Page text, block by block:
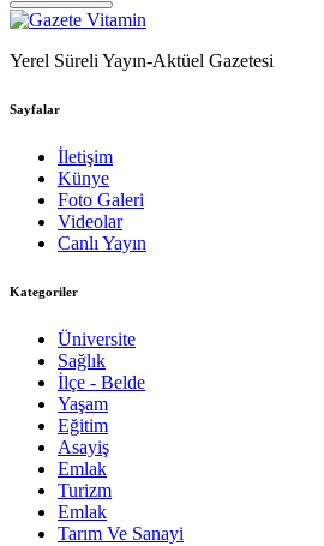
Yerel Süreli Yayın-Aktüel Gazetesi
Sayfalar
İletişim
Künye
Foto Galeri
Videolar
Canlı Yayın
Kategoriler
Üniversite
Sağlık
İlçe - Belde
Yaşam
Eğitim
Asayiş
Emlak
Turizm
Emlak
Tarım Ve Sanayi